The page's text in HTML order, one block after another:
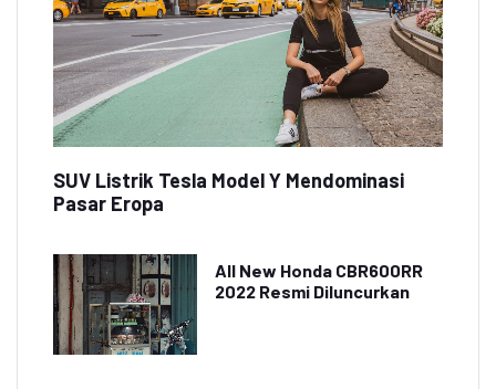
SUV Listrik Tesla Model Y Mendominasi
Pasar Eropa
All New Honda CBR600RR
2022 Resmi Diluncurkan